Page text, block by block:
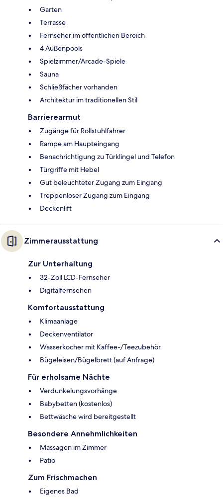
Garten
Terrasse
Fernseher im öffentlichen Bereich
4 Außenpools
Spielzimmer/Arcade-Spiele
Sauna
Schließfächer vorhanden
Architektur im traditionellen Stil
Barrierearmut
Zugänge für Rollstuhlfahrer
Rampe am Haupteingang
Benachrichtigung zu Türklingel und Telefon
Türgriffe mit Hebel
Gut beleuchteter Zugang zum Eingang
Treppenloser Zugang zum Eingang
Deckenlift
Zimmerausstattung
Zur Unterhaltung
32-Zoll LCD-Fernseher
Digitalfernsehen
Komfortausstattung
Klimaanlage
Deckenventilator
Wasserkocher mit Kaffee-/Teezubehör
Bügeleisen/Bügelbrett (auf Anfrage)
Für erholsame Nächte
Verdunkelungsvorhänge
Babybetten (kostenlos)
Bettwäsche wird bereitgestellt
Besondere Annehmlichkeiten
Massagen im Zimmer
Patio
Zum Frischmachen
Eigenes Bad